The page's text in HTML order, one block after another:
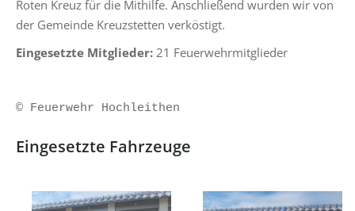
Roten Kreuz für die Mithilfe. Anschließend wurden wir von
der Gemeinde Kreuzstetten verköstigt.
Eingesetzte Mitglieder: 21 Feuerwehrmitglieder
© Feuerwehr Hochleithen
Eingesetzte Fahrzeuge